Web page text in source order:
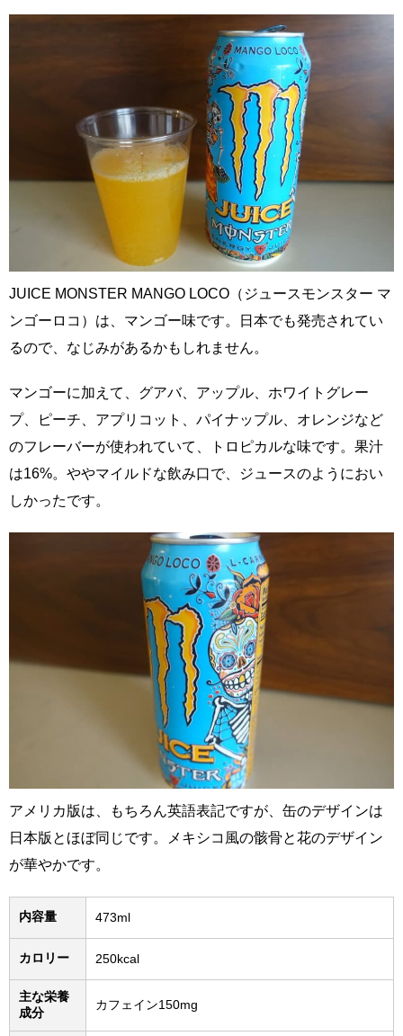
JUICE MONSTER MANGO LOCO（ジュースモンスター マ
ンゴーロコ）は、マンゴー味です。日本でも発売されてい
るので、なじみがあるかもしれません。
マンゴーに加えて、グアバ、アップル、ホワイトグレー
プ、ピーチ、アプリコット、パイナップル、オレンジなど
のフレーバーが使われていて、トロピカルな味です。果汁
は16%。ややマイルドな飲み口で、ジュースのようにおい
しかったです。
アメリカ版は、もちろん英語表記ですが、缶のデザインは
日本版とほぼ同じです。メキシコ風の骸骨と花のデザイン
が華やかです。
内容量 473ml
カロリー 250kcal
主な栄養
成分
カフェイン150mg